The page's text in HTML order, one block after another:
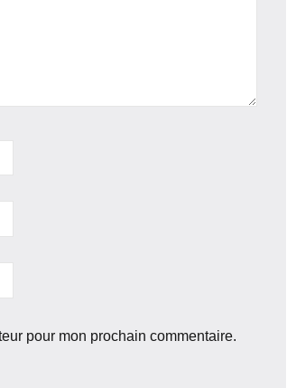
pour mon prochain commentaire.